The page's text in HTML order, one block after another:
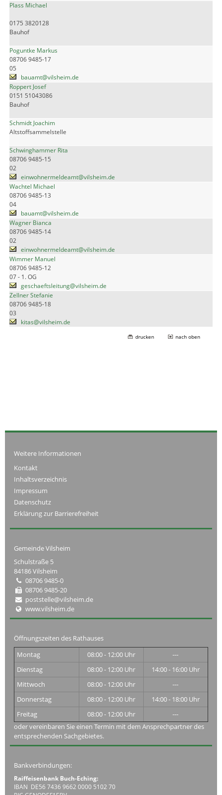
Plass Michael
0175 3820128
Bauhof
Poguntke Markus
08706 9485-17
05
bauamt@vilsheim.de
Roppert Josef
0151 51043086
Bauhof
Schmidt Joachim
Altstoffsammelstelle
Schwinghammer Rita
08706 9485-15
02
einwohnermeldeamt@vilsheim.de
Wachtel Michael
08706 9485-13
04
bauamt@vilsheim.de
Wagner Bianca
08706 9485-14
02
einwohnermeldeamt@vilsheim.de
Wimmer Manuel
08706 9485-12
07 - 1. OG
geschaeftsleitung@vilsheim.de
Zellner Stefanie
08706 9485-18
03
kitas@vilsheim.de
drucken nach oben
Weitere Informationen
Kontakt
Inhaltsverzeichnis
Impressum
Datenschutz
Erklärung zur Barrierefreiheit
Gemeinde Vilsheim
Schulstraße 5
84186 Vilsheim
08706 9485-0
08706 9485-20
poststelle@vilsheim.de
www.vilsheim.de
Öffnungszeiten des Rathauses
Montag
08:00 - 12:00 Uhr
---
Dienstag
08:00 - 12:00 Uhr
14:00 - 16:00 Uhr
Mittwoch
08:00 - 12:00 Uhr
---
Donnerstag
08:00 - 12:00 Uhr
14:00 - 18:00 Uhr
Freitag
08:00 - 12:00 Uhr
---
oder vereinbaren Sie einen Termin mit dem Ansprechpartner des
entsprechenden Sachgebietes.
Bankverbindungen:
Raiffeisenbank Buch-Eching:
IBAN DE56 7436 9662 0000 5102 70